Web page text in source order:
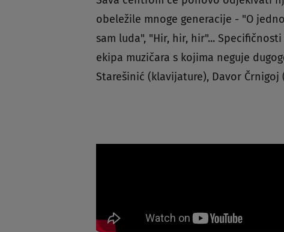
obeležile mnoge generacije - "O
sam luda", "Hir, hir, hir"...
ekipa muzičara s kojima neguje
Starešinić (klavijature), Davor